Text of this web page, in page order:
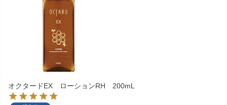
オクタードEX ローションRH 200mL